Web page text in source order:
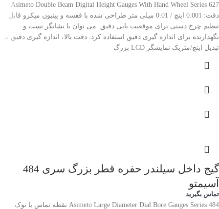
Asimeto Double Beam Digital Height Gauges With Hand Wheel Series 627
دقت: 0.001 اینچ / 0.01 میلی متر طراحی شده با قفسه و پینیون میکرو قابل
تنظیم چرخ دستی برای موقعیت یابی دقیق. می توان با نشانگر تست و
نگهدارنده برای اندازه گیری دقیق استفاده کرد. دقت بالا، اندازه گیری دقیق تر.
تبدیل اینچ/متریک نمایشگر LCD بزرگ
گیج داخل سیلندر حفره قطر بزرگ سری 484
آسیمتو
تماس بگیرید
Asimeto Large Diameter Dial Bore Gauges Series 484 نقطه تماس با نوک